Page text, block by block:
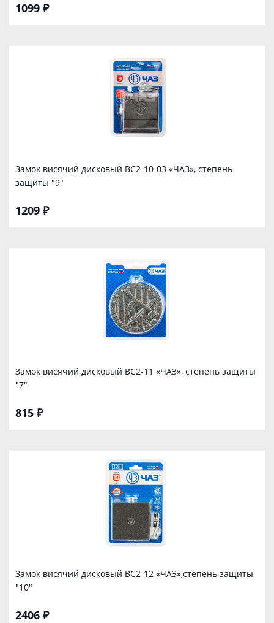
1099 ₽
Замок висячий дисковый ВС2-10-03 «ЧАЗ», степень
защиты "9"
1209 ₽
Замок висячий дисковый ВС2-11 «ЧАЗ», степень защиты
"7"
815 ₽
Замок висячий дисковый ВС2-12 «ЧАЗ»,степень защиты
"10"
2406 ₽